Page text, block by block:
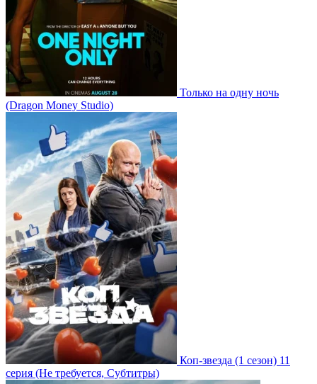
Только на одну ночь
(Dragon Money Studio)
Коп-звезда (1 сезон) 11
серия (Не требуется, Субтитры)